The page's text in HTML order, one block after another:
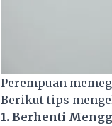
Perempuan
Berikut tips
1. Berhenti